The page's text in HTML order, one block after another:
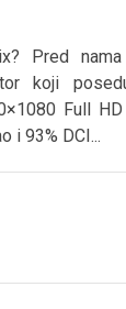
Pred
koji
Full
i 93% DCI...